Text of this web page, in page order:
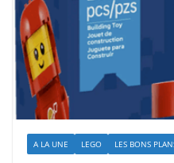
A LA UNE LEGO LES BONS